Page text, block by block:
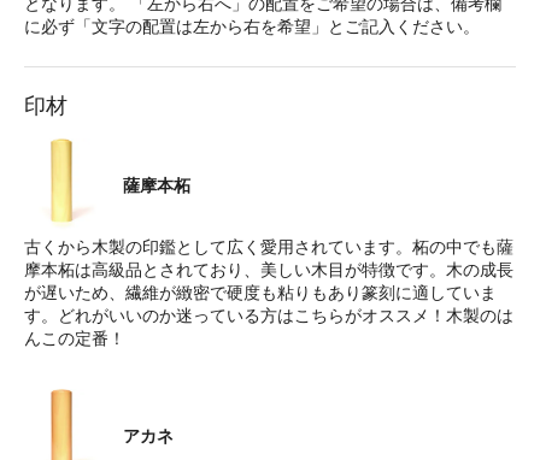
に必ず「文字の配置は左から右を希望」とご記入ください。
印材
薩摩本柘
古くから木製の印鑑として広く愛用されています。柘の中でも薩
摩本柘は高級品とされており、美しい木目が特徴です。木の成長
が遅いため、繊維が緻密で硬度も粘りもあり篆刻に適していま
す。どれがいいのか迷っている方はこちらがオススメ！木製のは
んこの定番！
アカネ